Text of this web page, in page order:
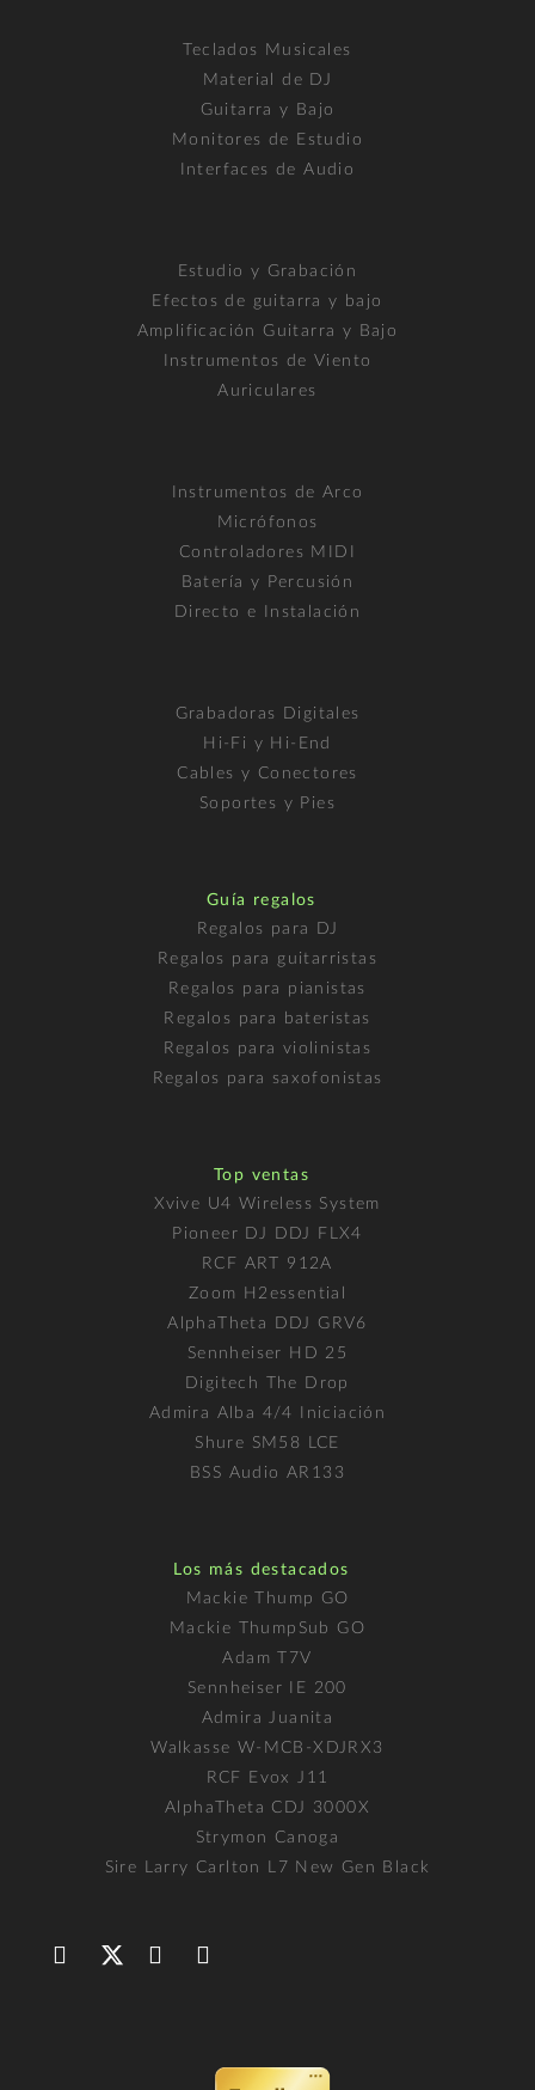
Teclados Musicales
Material de DJ
Guitarra y Bajo
Monitores de Estudio
Interfaces de Audio
Estudio y Grabación
Efectos de guitarra y bajo
Amplificación Guitarra y Bajo
Instrumentos de Viento
Auriculares
Instrumentos de Arco
Micrófonos
Controladores MIDI
Batería y Percusión
Directo e Instalación
Grabadoras Digitales
Hi-Fi y Hi-End
Cables y Conectores
Soportes y Pies
Guía regalos
Regalos para DJ
Regalos para guitarristas
Regalos para pianistas
Regalos para bateristas
Regalos para violinistas
Regalos para saxofonistas
Top ventas
Xvive U4 Wireless System
Pioneer DJ DDJ FLX4
RCF ART 912A
Zoom H2essential
AlphaTheta DDJ GRV6
Sennheiser HD 25
Digitech The Drop
Admira Alba 4/4 Iniciación
Shure SM58 LCE
BSS Audio AR133
Los más destacados
Mackie Thump GO
Mackie ThumpSub GO
Adam T7V
Sennheiser IE 200
Admira Juanita
Walkasse W-MCB-XDJRX3
RCF Evox J11
AlphaTheta CDJ 3000X
Strymon Canoga
Sire Larry Carlton L7 New Gen Black